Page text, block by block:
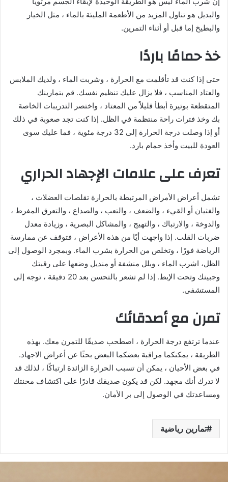
والبديل هو تناول المزيد من الأطعمة المليئة بالماء ، مثل الخيار
والبطيخ إما قبل أو أثناء التمرين.
خذ حمامًا باردًا
حتى إذا كنت قد تأقلمت مع الحرارة ، وشربت الماء ، ولديك الملابس
والعتاد المناسب ، فلا يزال عليك تنظيم نفسك. قم بتمارينك
المتقطعة بوتيرة أبطأ قليلاً من المعتاد ، واختصر التدريبات الخاصة
بك وخذ فترات راحة منتظمة في الظل. إذا كنت تجد صعوبة في ذلك
أو إذا وصلت درجة الحرارة إلى 32 درجة مئوية ، فما عليك سوى
العودة للبيت وأخذ حمام بارد.
تعرف على علامات الإجهاد الحراري
تشمل أعراض الأمراض المرتبطة بالحرارة تقلصات العضلات ،
والغثيان أو القيء ، والضعف ، والتعب ، والصداع ، والتعرق المفرط ،
والدوخة ، والارتباك ، والتهيج ، والمشاكل البصرية ، وزيادة معدل
ضربات القلب. إذا واجهت أيًا من هذه الأعراض ، فتوقف عن ممارسة
الرياضة فورًا ، وتخلص من الحرارة بشرب الماء. وبمجرد الوصول إلى
الظل، اشرب الماء ، وبلل منشفة أو منديل وضعها على رقبتك
وجبينك وتحت الإبط. إذا لم تشعر بالتحسن بعد 20 دقيقة ، توجه إلى
المستشفى.
تمرن مع أصدقائك
عندما ترتفع درجة الحرارة ، اصطحب صديقًا للتمرن معك. بهذه
الطريقة ، يمكنكما مراقبة بعضكما البعض بحثًا عن أعراض الاجهاد.
في بعض الأحيان ، يمكن أن تسبب الحرارة الزائدة ارتباكًا ، لذلك قد
لا تدرك أنك مجهد. لكن قد يكون صديقك قادرًا على اكتشاف محنتك
ومساعدتك في الوصول إلى بر الأمان.
تمارين رياضية